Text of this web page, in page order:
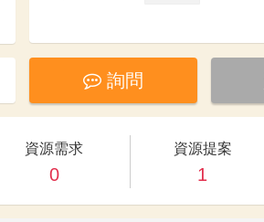
詢問
資源需求
0
資源提案
1